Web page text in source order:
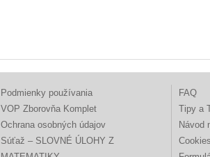
Podmienky používania
VOP Zborovňa Komplet
Ochrana osobných údajov
Súťaž – SLOVNÉ ÚLOHY Z
FAQ
Tipy a
Návod
Cookies